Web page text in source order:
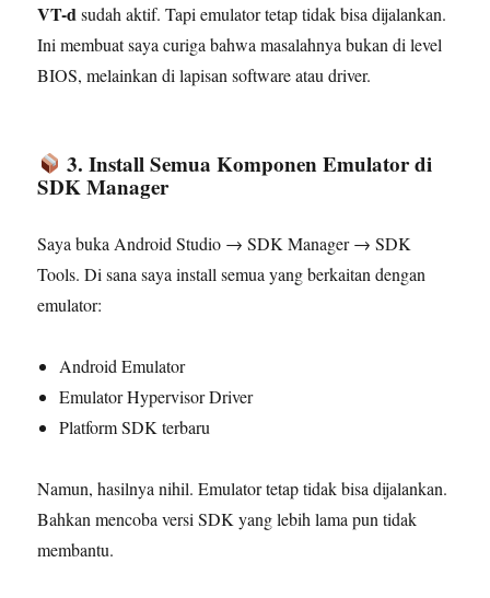
VT-dsudah aktif. Tapi emulator tetap tidak bisa dijalankan.
Ini membuat saya curiga bahwa masalahnya bukan di level
BIOS, melainkan di lapisan software atau driver.
3. Install Semua Komponen Emulator di
SDK Manager
Saya buka Android Studio → SDK Manager → SDK
Tools. Di sana saya install semua yang berkaitan dengan
emulator:
Android Emulator
Emulator Hypervisor Driver
Platform SDK terbaru
Namun, hasilnya nihil. Emulator tetap tidak bisa dijalankan.
Bahkan mencoba versi SDK yang lebih lama pun tidak
membantu.